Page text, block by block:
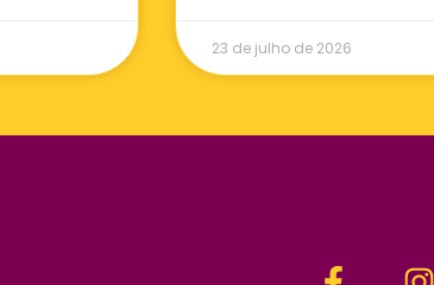
23 de julho de 2026